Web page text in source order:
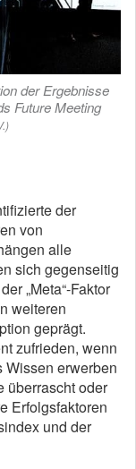
der Ergebnisse
Future Meeting
der
von
alle
sich gegenseitig
„Meta“-Faktor
weiteren
geprägt.
zufrieden, wenn
Wissen erwerben
überrascht oder
Erfolgsfaktoren
und der